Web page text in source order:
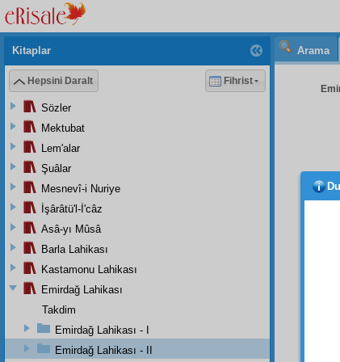
Arama
-
Kitaplar
Hepsini Daralt Fihrist
Sözler
Mektubat
Lem'alar
Şuâlar
Mesnevî-i Nuriye
İşârâtü'l-İ'câz
Asâ-yı Mûsâ
Barla Lahikası
Kastamonu Lahikası
Emirdağ Lahikası
Takdim
Emirdağ Lahikası - I
Emirdağ Lahikası - II